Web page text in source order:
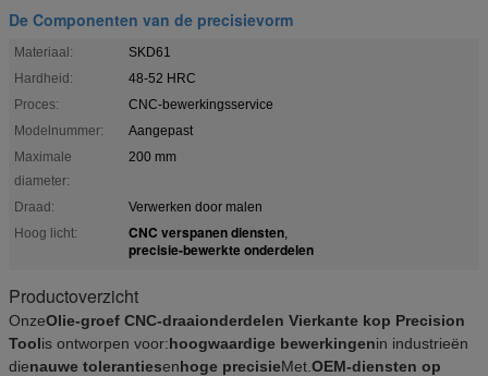
De Componenten van de precisievorm
Materiaal:
SKD61
Hardheid:
48-52 HRC
Proces:
CNC-bewerkingsservice
Modelnummer:
Aangepast
Maximale
diameter:
200 mm
Draad:
Verwerken door malen
Hoog licht:
CNC verspanen diensten,
precisie-bewerkte onderdelen
Productoverzicht
OnzeOlie-groef CNC-draaionderdelen Vierkante kop Precision
Toolis ontworpen voor:hoogwaardige bewerkingenin industrieën
dienauwe tolerantiesenhoge precisieMet. OEM-diensten op